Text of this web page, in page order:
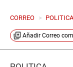
CORREO > POLITICA
Añadir Correo